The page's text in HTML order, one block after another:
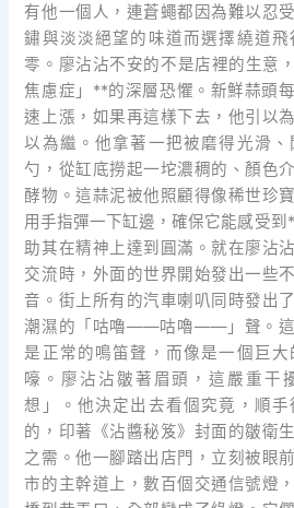
有他一個人，連蒼蠅都因為難以忍
鏽與淡淡絕望的味道而選擇繞道飛
零。廖沾沾不安的不是店裡的生意
焦慮症」**的深層恐懼。新鮮蒜頭
速上漲，如果再這樣下去，他引以
以為繼。他拿著一把被磨得光滑
勺，從缸底撈起一坨濃稠的、顏色
酵物。這蒜泥被他照顧得像稀世珍
用手指彈一下缸邊，確保它能感受
助其在精神上達到圓滿。就在廖沾
交流時，外面的世界開始發出一些
音。街上所有的汽車喇叭同時發出
潮濕的「咕嚕——咕嚕——」聲。這
是正常的鳴笛聲，而像是一個巨
嚎。廖沾沾皺著眉頭，這嚴重干
想」。他決定出去看個究竟，順
的，印著《沾醬秘笈》封面的皺衛
之需。他一腳踏出店門，立刻被眼
市的主幹道上，數百個交通信號燈